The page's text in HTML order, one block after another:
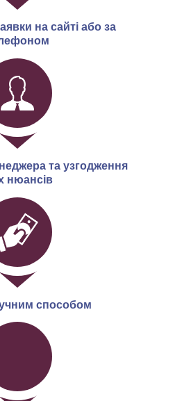
на сайті або за
та узгодження
нюансів
способом